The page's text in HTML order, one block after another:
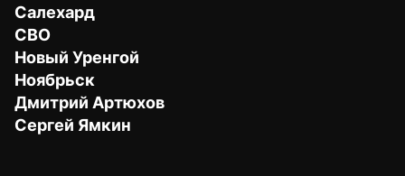
Салехард
СВО
Новый Уренгой
Ноябрьск
Дмитрий Артюхов
Сергей Ямкин